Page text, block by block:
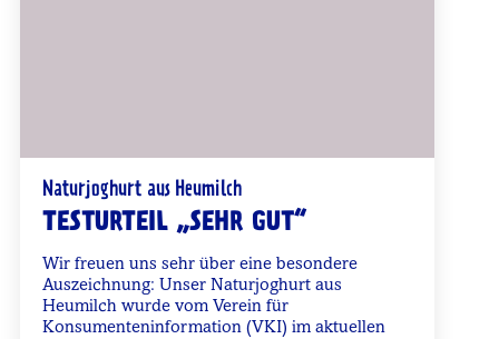
Naturjoghurt aus Heumilch
TESTURTEIL „SEHR GUT“
Wir freuen uns sehr über eine besondere
Auszeichnung: Unser Naturjoghurt aus
Heumilch wurde vom Verein für
Konsumenteninformation (VKI) im aktuellen